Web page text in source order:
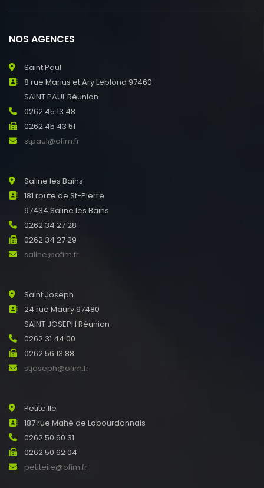
NOS AGENCES
Saint Paul
8 rue Marius et Ary Leblond 97460
SAINT PAUL Réunion
0262 45 13 48
0262 45 43 51
stpaul@ofim.fr
Saline les Bains
181 route de St-Pierre
97434 Saline les Bains
0262 34 27 28
0262 34 27 29
saline@ofim.fr
Saint Joseph
24 rue Maury 97480
SAINT JOSEPH Réunion
0262 31 44 00
0262 56 13 88
stjoseph@ofim.fr
Petite Ile
187 rue Mahé de Labourdonnais
0262 50 60 31
0262 50 62 04
petiteile@ofim.fr